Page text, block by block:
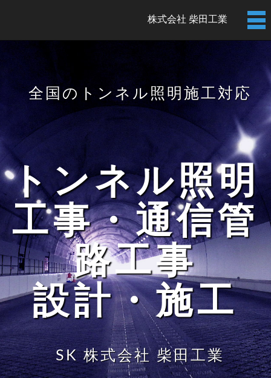
株式会社 柴田工業
全国のトンネル照明施工対応
トンネル照明
工事・通信管
路工事
設計・施工
SK 株式会社 柴田工業